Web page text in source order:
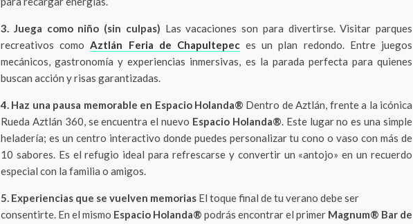
3. Juega como niño (sin culpas) Las vacaciones son para divertirse. Visitar parques
recreativos comoAztlán Feria de Chapultepeces un plan redondo. Entre juegos
mecánicos, gastronomía y experiencias inmersivas, es la parada perfecta para quienes
buscan acción y risas garantizadas.
4. Haz una pausa memorable en Espacio Holanda® Dentro de Aztlán, frente a la icónica
Rueda Aztlán 360, se encuentra el nuevo Espacio Holanda®. Este lugar no es una simple
heladería; es un centro interactivo donde puedes personalizar tu cono o vaso con más de
10 sabores. Es el refugio ideal para refrescarse y convertir un «antojo» en un recuerdo
especial con la familia o amigos.
5. Experiencias que se vuelven memorias El toque final de tu verano debe ser
consentirte. En el mismo Espacio Holanda® podrás encontrar el primer Magnum® Bar de